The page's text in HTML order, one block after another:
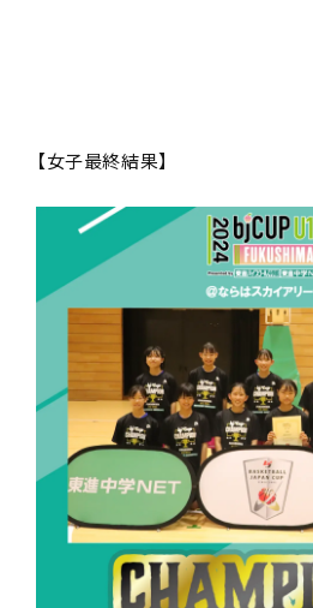
【女子最終結果】